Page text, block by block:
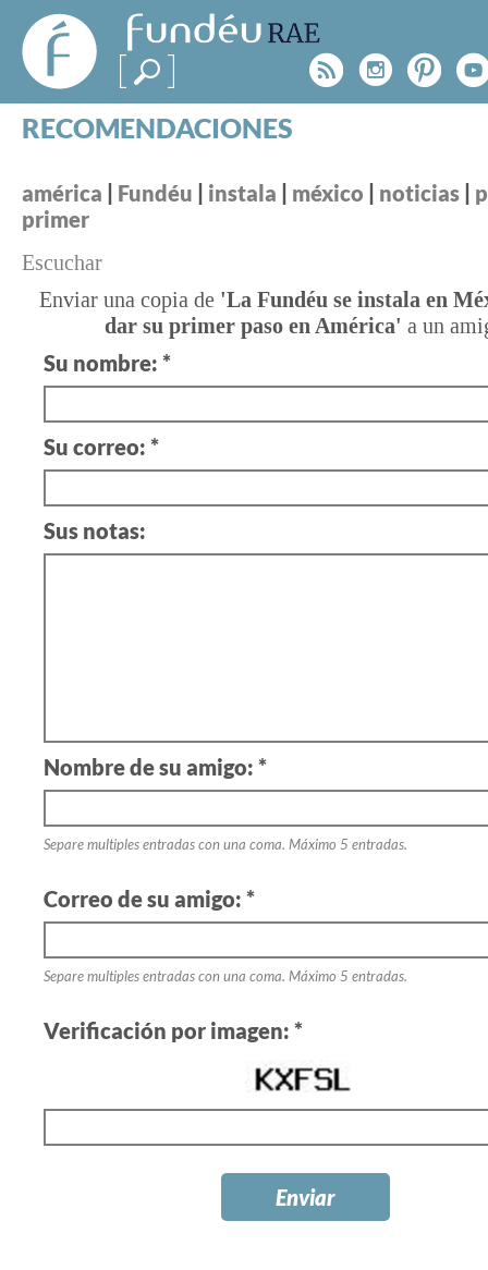
FundéuRAE
- Fundación
del Español
Urgente
Rss
RECOMENDACIONES
CONSULTAS
CATEGORÍAS
ESPECIALES
NOTICIAS
SOBRE LA FUNDÉURAE
FundéuRAE es una fundación patrocinada por la
el buen uso del español en los medios de
Internet.
¿TIENES
UNA
DUDA?
Consúltanos
américa Fundéu instala méxico noticias
primer
Escuchar
Enviar una copia de 'La Fundéu se instala en
dar su primer paso en América' a un
Su nombre: *
Su correo: *
Sus notas:
Nombre de su amigo: *
Separe multiples entradas con una coma. Máximo 5 entradas.
Correo de su amigo: *
Separe multiples entradas con una coma. Máximo 5 entradas.
Verificación por imagen: *